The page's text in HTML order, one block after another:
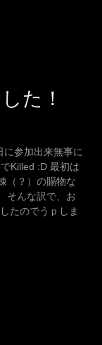
た！
参加出来無事に
Killed :D 最初は
（？）の賜物な
そんな訳で、お
たのでうｐしま